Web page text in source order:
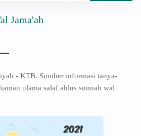
- KTB. Sumber informasi tanya-
ulama salaf ahlus sunnah wal